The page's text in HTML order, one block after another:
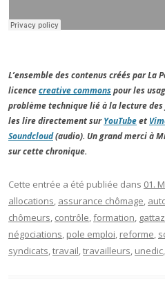
L’ensemble des contenus créés par La
licencecreative commonspour les
problème technique lié à la lecture des
les lire directement surYouTubeet
Soundcloud(audio). Un grand merci à
sur cette chronique.
Cette entrée a été publiée dans 01.
allocations, assurance chômage,
chômeurs, contrôle,formation, gattaz
négociations, pole emploi, reforme,
syndicats,travail,travailleurs, unedic